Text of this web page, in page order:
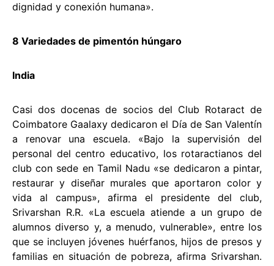
dignidad y conexión humana».
8 Variedades de pimentón húngaro
India
Casi dos docenas de socios del Club Rotaract de
Coimbatore Gaalaxy dedicaron el Día de San Valentín
a renovar una escuela. «Bajo la supervisión del
personal del centro educativo, los rotaractianos del
club con sede en Tamil Nadu «se dedicaron a pintar,
restaurar y diseñar murales que aportaron color y
vida al campus», afirma el presidente del club,
Srivarshan R.R. «La escuela atiende a un grupo de
alumnos diverso y, a menudo, vulnerable», entre los
que se incluyen jóvenes huérfanos, hijos de presos y
familias en situación de pobreza, afirma Srivarshan.